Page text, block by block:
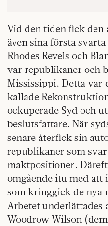
Vid den tiden fick den
även sina första
Rhodes Revels och
var republikaner och
Mississippi. Detta var
kallade
ockuperade Syd och
beslutsfattare. När
senare återfick sin
republikaner som
maktpositioner.
omgående itu med att
som kringgick de nya
Arbetet underlättades
Woodrow Wilson